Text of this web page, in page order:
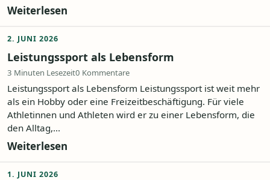
Weiterlesen
2. JUNI 2026
Leistungssport als Lebensform
3 Minuten Lesezeit0 Kommentare
Leistungssport als Lebensform Leistungssport ist weit mehr
als ein Hobby oder eine Freizeitbeschäftigung. Für viele
Athletinnen und Athleten wird er zu einer Lebensform, die
den Alltag,...
Weiterlesen
1. JUNI 2026